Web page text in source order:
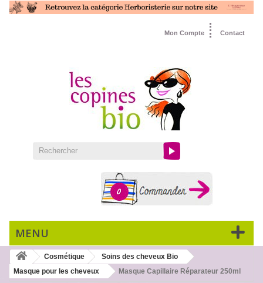
Contact
Mon Compte
0
MENU
Cosmétique
Soins des cheveux Bio
Masque pour les cheveux
Masque Capillaire Réparateur 250ml